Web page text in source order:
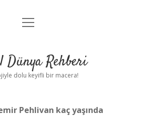
Anasayfa
Yasal Uyarı
menüyü
Rehberi
dolu keyifli bir macera!
Pehlivan kaç yaşında